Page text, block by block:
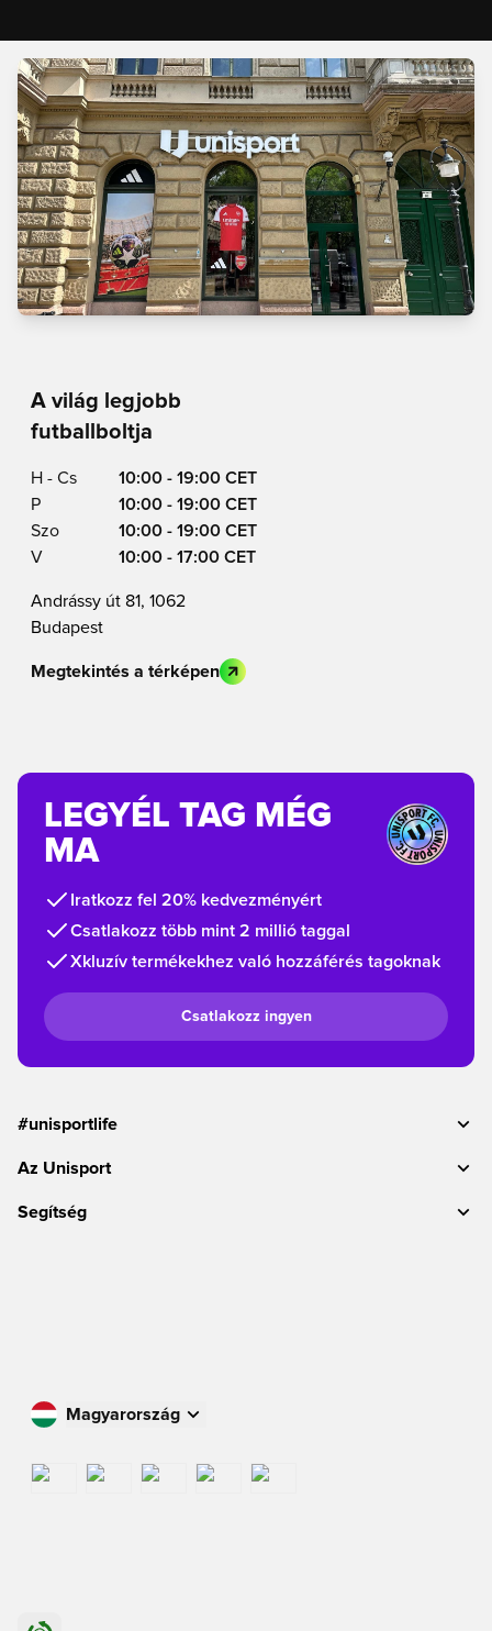
A világ legjobb
futballboltja
H - Cs
10:00 - 19:00 CET
P
10:00 - 19:00 CET
Szo
10:00 - 19:00 CET
V
10:00 - 17:00 CET
Andrássy út 81, 1062
Budapest
Megtekintés a térképen
LEGYÉL TAG MÉG
MA
Iratkozz fel 20% kedvezményért
Csatlakozz több mint 2 millió taggal
Xkluzív termékekhez való hozzáférés tagoknak
Csatlakozz ingyen
#unisportlife
Az Unisport
Segítség
Magyarország